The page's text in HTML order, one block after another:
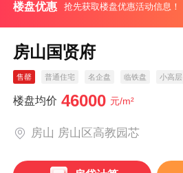
楼盘优惠 抢先获取楼盘优惠活动信息！
房山国贤府
售罄 普通住宅 名企盘 临铁盘 小高层
楼盘均价 46000 元/m²
房山 房山区高教园芯